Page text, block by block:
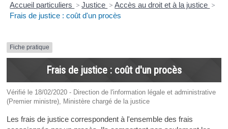
Accueil particuliers > Justice > Accès au droit et à la justice >
Frais de justice : coût d'un procès
Fiche pratique
Frais de justice : coût d'un procès
Vérifié le 18/02/2020 - Direction de l'information légale et administrative
(Premier ministre), Ministère chargé de la justice
Les frais de justice correspondent à l'ensemble des frais